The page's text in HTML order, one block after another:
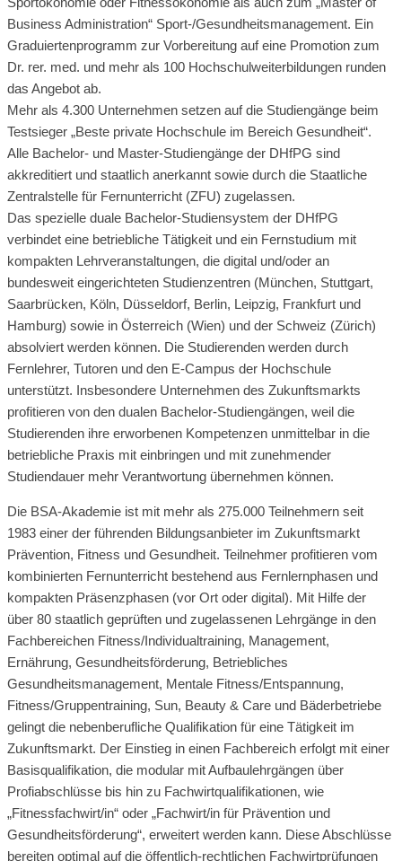
Business Administration“ Sport-/Gesundheitsmanagement. Ein
Graduiertenprogramm zur Vorbereitung auf eine Promotion zum
Dr. rer. med. und mehr als 100 Hochschulweiterbildungen runden
das Angebot ab.
Mehr als 4.300 Unternehmen setzen auf die Studiengänge beim
Testsieger „Beste private Hochschule im Bereich Gesundheit“.
Alle Bachelor- und Master-Studiengänge der DHfPG sind
akkreditiert und staatlich anerkannt sowie durch die Staatliche
Zentralstelle für Fernunterricht (ZFU) zugelassen.
Das spezielle duale Bachelor-Studiensystem der DHfPG
verbindet eine betriebliche Tätigkeit und ein Fernstudium mit
kompakten Lehrveranstaltungen, die digital und/oder an
bundesweit eingerichteten Studienzentren (München, Stuttgart,
Saarbrücken, Köln, Düsseldorf, Berlin, Leipzig, Frankfurt und
Hamburg) sowie in Österreich (Wien) und der Schweiz (Zürich)
absolviert werden können. Die Studierenden werden durch
Fernlehrer, Tutoren und den E-Campus der Hochschule
unterstützt. Insbesondere Unternehmen des Zukunftsmarkts
profitieren von den dualen Bachelor-Studiengängen, weil die
Studierenden ihre erworbenen Kompetenzen unmittelbar in die
betriebliche Praxis mit einbringen und mit zunehmender
Studiendauer mehr Verantwortung übernehmen können.
Die BSA-Akademie ist mit mehr als 275.000 Teilnehmern seit
1983 einer der führenden Bildungsanbieter im Zukunftsmarkt
Prävention, Fitness und Gesundheit. Teilnehmer profitieren vom
kombinierten Fernunterricht bestehend aus Fernlernphasen und
kompakten Präsenzphasen (vor Ort oder digital). Mit Hilfe der
über 80 staatlich geprüften und zugelassenen Lehrgänge in den
Fachbereichen Fitness/Individualtraining, Management,
Ernährung, Gesundheitsförderung, Betriebliches
Gesundheitsmanagement, Mentale Fitness/Entspannung,
Fitness/Gruppentraining, Sun, Beauty & Care und Bäderbetriebe
gelingt die nebenberufliche Qualifikation für eine Tätigkeit im
Zukunftsmarkt. Der Einstieg in einen Fachbereich erfolgt mit einer
Basisqualifikation, die modular mit Aufbaulehrgängen über
Profiabschlüsse bis hin zu Fachwirtqualifikationen, wie
„Fitnessfachwirt/in“ oder „Fachwirt/in für Prävention und
Gesundheitsförderung“, erweitert werden kann. Diese Abschlüsse
bereiten optimal auf die öffentlich-rechtlichen Fachwirtprüfungen